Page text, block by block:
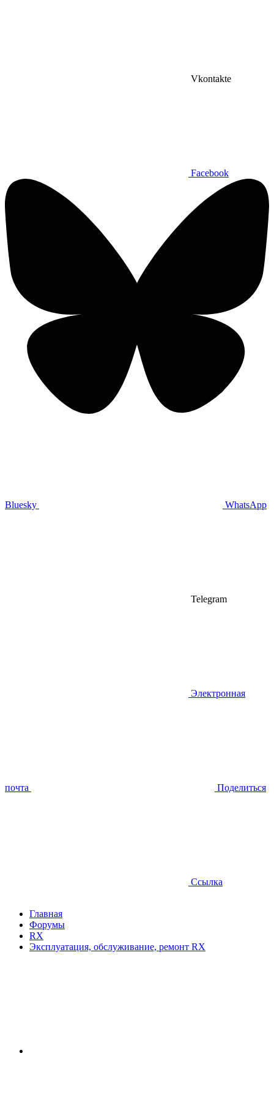
Vkontakte
Facebook
Bluesky WhatsApp
Telegram
Электронная
почта Поделиться
Ссылка
Главная
Форумы
RX
Эксплуатация, обслуживание, ремонт RX